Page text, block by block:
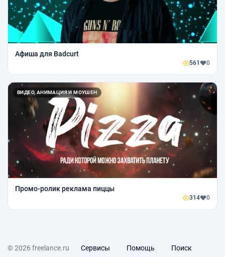
Афиша для Badcurt
561 0
ВИДЕО, АНИМАЦИЯ И МОУШЕН
Промо-ролик реклама пиццы
314 0
© 2026 freelance.ru Сервисы Помощь Поиск